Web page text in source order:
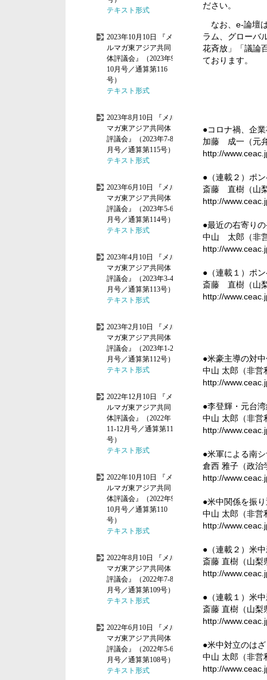
ださい。
なお、e-論壇
ラム、グローバ
花斉放」「議論
ております。
●コロナ禍、企
加藤 成一（元
http://
●（連載２）ポ
斎藤 直樹（山
http://
●最近の右寄り
中山 太郎（非
http://
●（連載１）ポ
斎藤 直樹（山
http://
●米豪主導の対
中山 太郎（非営
http://
●李登輝・元台
中山 太郎（非営
http://
●米軍による南
倉西 雅子（政治
http://
●米中関係を振
中山 太郎（非営
http://
●（連載２）米
斎藤 直樹（山梨
http://
●（連載１）米
斎藤 直樹（山梨
http://
●米中対立のは
中山 太郎（非営
http://